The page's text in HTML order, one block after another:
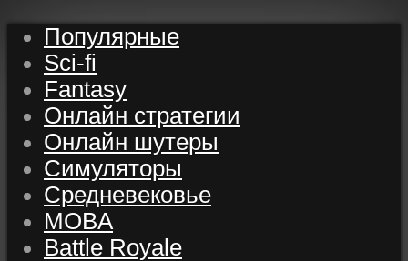
Популярные
Sci-fi
Fantasy
Онлайн стратегии
Онлайн шутеры
Симуляторы
Средневековье
MOBA
Battle Royale